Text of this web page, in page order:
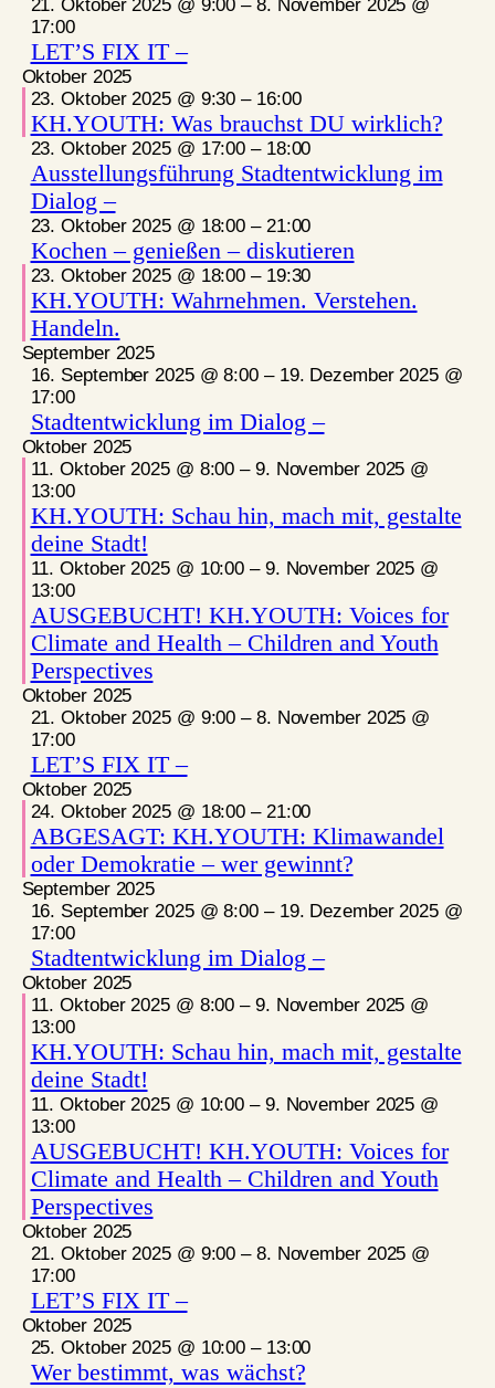
21. Oktober 2025 @ 9:00 – 8. November 2025 @
17:00
LET’S FIX IT –
Oktober 2025
23. Oktober 2025 @ 9:30 – 16:00
KH.YOUTH: Was brauchst DU wirklich?
23. Oktober 2025 @ 17:00 – 18:00
Ausstellungsführung Stadtentwicklung im
Dialog –
23. Oktober 2025 @ 18:00 – 21:00
Kochen – genießen – diskutieren
23. Oktober 2025 @ 18:00 – 19:30
KH.YOUTH: Wahrnehmen. Verstehen.
Handeln.
September 2025
16. September 2025 @ 8:00 – 19. Dezember 2025 @
17:00
Stadtentwicklung im Dialog –
Oktober 2025
11. Oktober 2025 @ 8:00 – 9. November 2025 @
13:00
KH.YOUTH: Schau hin, mach mit, gestalte
deine Stadt!
11. Oktober 2025 @ 10:00 – 9. November 2025 @
13:00
AUSGEBUCHT! KH.YOUTH: Voices for
Climate and Health – Children and Youth
Perspectives
Oktober 2025
21. Oktober 2025 @ 9:00 – 8. November 2025 @
17:00
LET’S FIX IT –
Oktober 2025
24. Oktober 2025 @ 18:00 – 21:00
ABGESAGT: KH.YOUTH: Klimawandel
oder Demokratie – wer gewinnt?
September 2025
16. September 2025 @ 8:00 – 19. Dezember 2025 @
17:00
Stadtentwicklung im Dialog –
Oktober 2025
11. Oktober 2025 @ 8:00 – 9. November 2025 @
13:00
KH.YOUTH: Schau hin, mach mit, gestalte
deine Stadt!
11. Oktober 2025 @ 10:00 – 9. November 2025 @
13:00
AUSGEBUCHT! KH.YOUTH: Voices for
Climate and Health – Children and Youth
Perspectives
Oktober 2025
21. Oktober 2025 @ 9:00 – 8. November 2025 @
17:00
LET’S FIX IT –
Oktober 2025
25. Oktober 2025 @ 10:00 – 13:00
Wer bestimmt, was wächst?